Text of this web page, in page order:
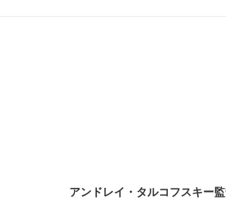
アンドレイ・タルコフスキー